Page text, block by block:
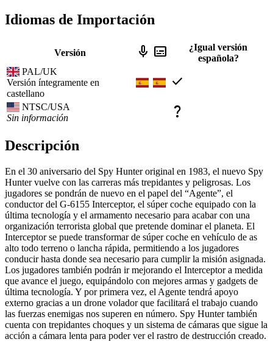
Idiomas de Importación
Versión mic subtitles
¿Igual versión
española?
PAL/UK
Versión íntegramente en
castellano
check
NTSC/USA
Sin información
question_mark
Descripción
En el 30 aniversario del Spy Hunter original en 1983, el nuevo Spy
Hunter vuelve con las carreras más trepidantes y peligrosas. Los
jugadores se pondrán de nuevo en el papel del “Agente”, el
conductor del G-6155 Interceptor, el súper coche equipado con la
última tecnología y el armamento necesario para acabar con una
organización terrorista global que pretende dominar el planeta. El
Interceptor se puede transformar de súper coche en vehículo de as
alto todo terreno o lancha rápida, permitiendo a los jugadores
conducir hasta donde sea necesario para cumplir la misión asignada.
Los jugadores también podrán ir mejorando el Interceptor a medida
que avance el juego, equipándolo con mejores armas y gadgets de
última tecnología. Y por primera vez, el Agente tendrá apoyo
externo gracias a un drone volador que facilitará el trabajo cuando
las fuerzas enemigas nos superen en número. Spy Hunter también
cuenta con trepidantes choques y un sistema de cámaras que sigue la
acción a cámara lenta para poder ver el rastro de destrucción creado.